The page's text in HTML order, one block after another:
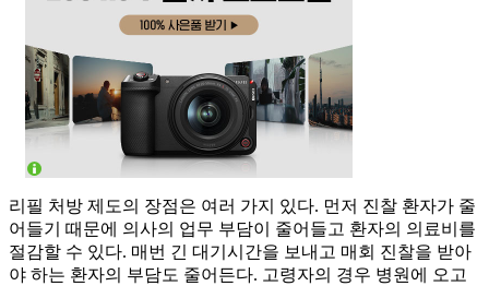
리필 처방 제도의 장점은 여러 가지 있다. 먼저 진찰 환자가 줄
어들기 때문에 의사의 업무 부담이 줄어들고 환자의 의료비를
절감할 수 있다. 매번 긴 대기시간을 보내고 매회 진찰을 받아
야 하는 환자의 부담도 줄어든다. 고령자의 경우 병원에 오고